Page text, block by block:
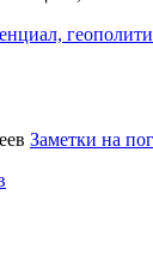
Заметки на